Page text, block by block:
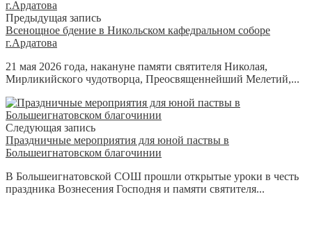
Предыдущая запись
Всенощное бдение в Никольском кафедральном соборе
г.Ардатова
21 мая 2026 года, накануне памяти святителя Николая,
Мирликийского чудотворца, Преосвященнейший Мелетий,...
Следующая запись
Праздничные мероприятия для юной паствы в
Большеигнатовском благочинии
В Большеигнатовской СОШ прошли открытые уроки в честь
праздника Вознесения Господня и памяти святителя...